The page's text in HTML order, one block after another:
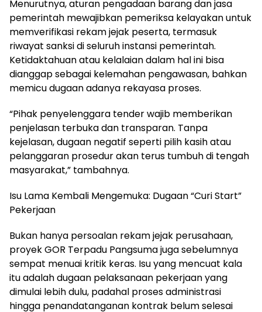
Menurutnya, aturan pengadaan barang dan jasa
pemerintah mewajibkan pemeriksa kelayakan untuk
memverifikasi rekam jejak peserta, termasuk
riwayat sanksi di seluruh instansi pemerintah.
Ketidaktahuan atau kelalaian dalam hal ini bisa
dianggap sebagai kelemahan pengawasan, bahkan
memicu dugaan adanya rekayasa proses.
“Pihak penyelenggara tender wajib memberikan
penjelasan terbuka dan transparan. Tanpa
kejelasan, dugaan negatif seperti pilih kasih atau
pelanggaran prosedur akan terus tumbuh di tengah
masyarakat,” tambahnya.
Isu Lama Kembali Mengemuka: Dugaan “Curi Start”
Pekerjaan
Bukan hanya persoalan rekam jejak perusahaan,
proyek GOR Terpadu Pangsuma juga sebelumnya
sempat menuai kritik keras. Isu yang mencuat kala
itu adalah dugaan pelaksanaan pekerjaan yang
dimulai lebih dulu, padahal proses administrasi
hingga penandatanganan kontrak belum selesai